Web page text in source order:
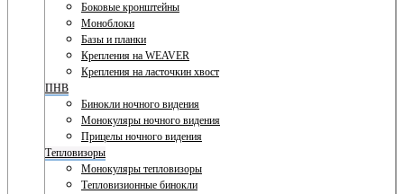
Боковые кронштейны
Моноблоки
Базы и планки
Крепления на WEAVER
Крепления на ласточкин хвост
ПНВ
Бинокли ночного видения
Монокуляры ночного видения
Прицелы ночного видения
Тепловизоры
Монокуляры тепловизоры
Тепловизионные бинокли